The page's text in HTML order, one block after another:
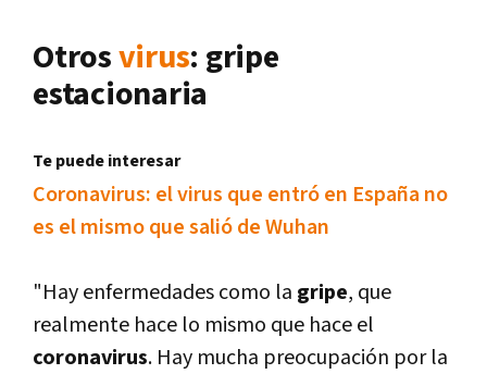
Otrosvirus: gripe
estacionaria
Te puede interesar
Coronavirus: el virus que entró en España no
es el mismo que salió de Wuhan
"Hay enfermedades como la gripe, que
realmente hace lo mismo que hace el
coronavirus. Hay mucha preocupación por la